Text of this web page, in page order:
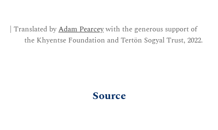
| Translated byAdam Pearceywith the generous support of
the Khyentse Foundation and Tertön Sogyal Trust, 2022.
Source